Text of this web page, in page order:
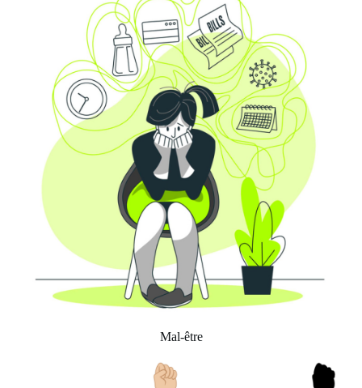
Mal-être